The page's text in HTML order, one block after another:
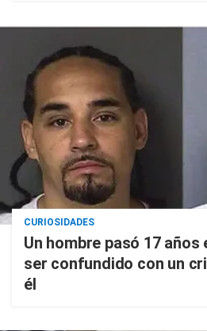
CURIOSIDADES
Un hombre pasó 17
ser confundido con un
él